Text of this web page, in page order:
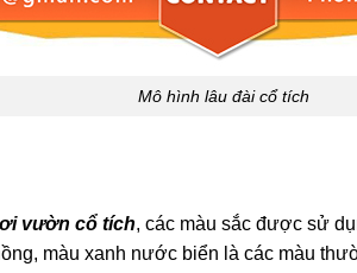
Mô hình lâu đài cổ tích
vườn cổ tích, các màu sắc được sử
màu xanh nước biển là các màu